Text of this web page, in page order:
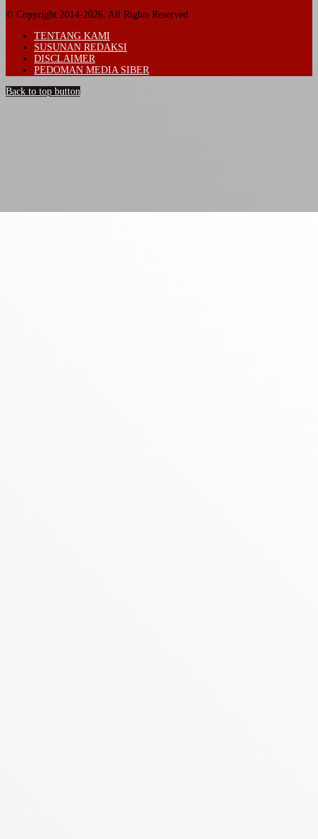
© Copyright 2014-2026, All Rights Reserved
TENTANG KAMI
SUSUNAN REDAKSI
DISCLAIMER
PEDOMAN MEDIA SIBER
Back to top button